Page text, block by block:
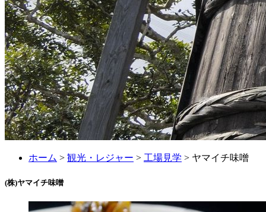
ホーム > 観光・レジャー > 工場見学 > ヤマイチ味噌
(株)ヤマイチ味噌